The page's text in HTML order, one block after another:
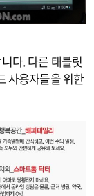
다. 다른 태블릿
사용자들을 위한